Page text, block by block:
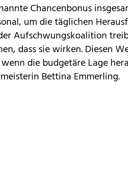
Chancenbonus
um die täglichen
Aufschwungskoalition
dass sie wirken. Diesen
die budgetäre Lage
Bettina Emmerling.